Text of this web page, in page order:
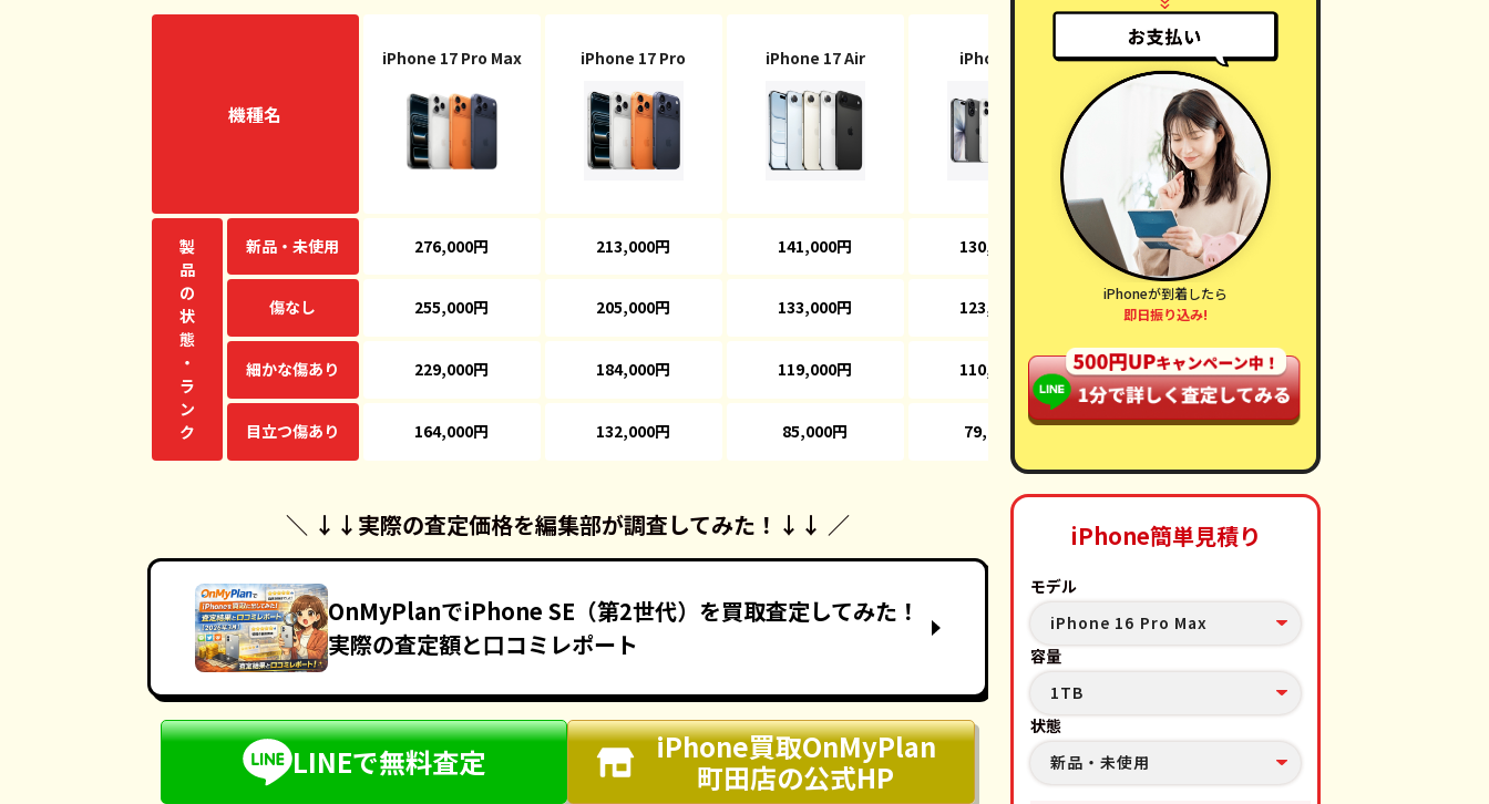
機種名
iPhone 17 Pro Max iPhone 17 Pro iPhone 17 Air iPhone 17 iPhone 16 Pro Max
製
品
の
状
態
・
ラ
ン
ク
新品・未使用 276,000円 213,000円 141,000円 130,000円 171,000円
傷なし 255,000円 205,000円 133,000円 123,000円 166,000円
細かな傷あり 229,000円 184,000円 119,000円 110,000円 149,000円
目立つ傷あり 164,000円 132,000円 85,000円 79,000円 107,000円
＼ ↓↓ 実際の査定価格を編集部が調査してみた！ ↓↓ ／
OnMyPlanでiPhone SE（第2世代）を買取査定してみた！
実際の査定額と口コミレポート
LINEで無料査定
iPhone買取OnMyPlan
町田店の公式HP
iPhoneが到着したら
即日振り込み!
iPhone簡単見積り
モデル
iPhone 16 Pro Max
容量
1TB
状態
新品・未使用